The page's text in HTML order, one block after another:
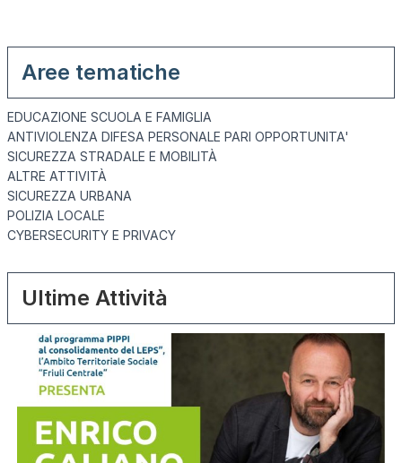
Aree tematiche
EDUCAZIONE SCUOLA E FAMIGLIA
ANTIVIOLENZA DIFESA PERSONALE PARI OPPORTUNITA'
SICUREZZA STRADALE E MOBILITÀ
ALTRE ATTIVITÀ
SICUREZZA URBANA
POLIZIA LOCALE
CYBERSECURITY E PRIVACY
Ultime Attività